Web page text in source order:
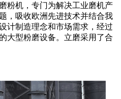
粉机，专门为解决工业磨机产
，吸收欧洲先进技术并结合我
计制造理念和市场需求，经过
大型粉磨设备。立磨采用了合